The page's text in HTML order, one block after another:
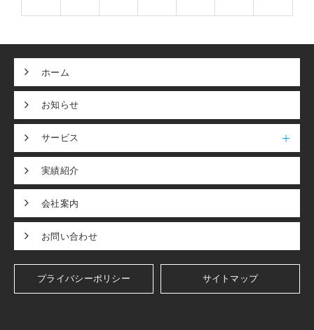
ホーム
お知らせ
サービス
実績紹介
会社案内
お問い合わせ
プライバシーポリシー サイトマップ